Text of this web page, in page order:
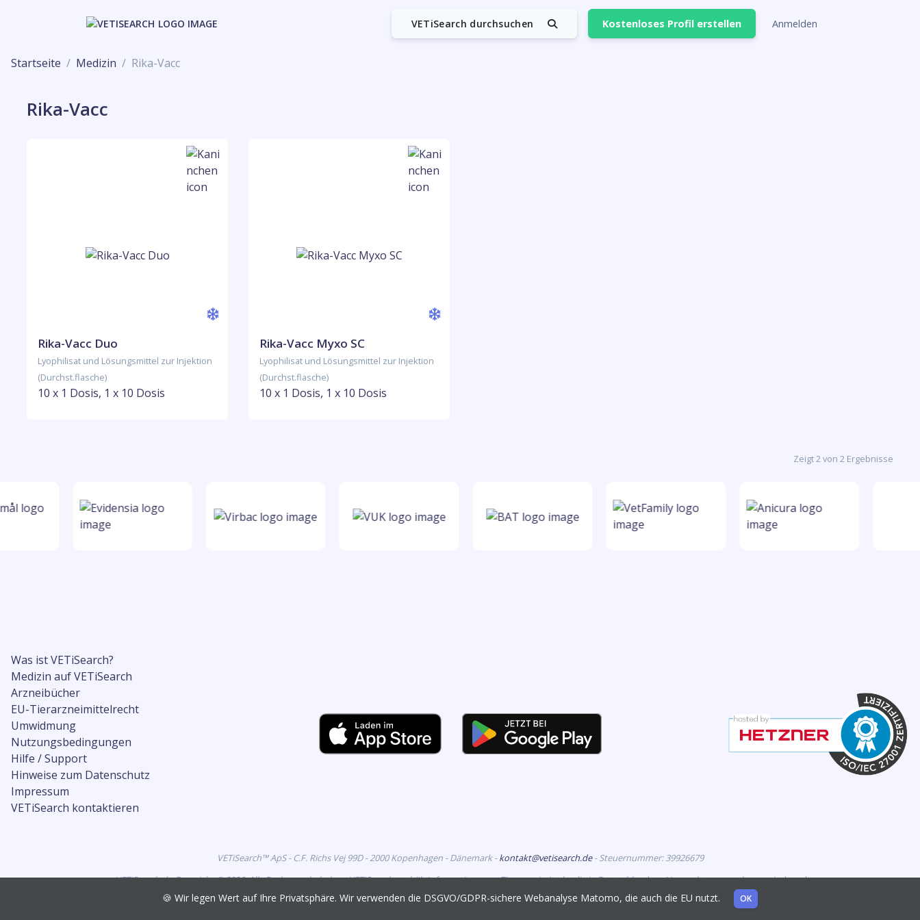
VETiSearch durchsuchen Kostenloses Profil erstellen Anmelden
Startseite Medizin Rika-Vacc
Rika-Vacc
Rika-Vacc Duo
Lyophilisat und Lösungsmittel zur Injektion
(Durchst.flasche)
10 x 1 Dosis, 1 x 10 Dosis
Rika-Vacc Myxo SC
Lyophilisat und Lösungsmittel zur Injektion
(Durchst.flasche)
10 x 1 Dosis, 1 x 10 Dosis
Zeigt 2 von 2 Ergebnisse
Was ist VETiSearch?
Medizin auf VETiSearch
Arzneibücher
EU-Tierarzneimittelrecht
Umwidmung
Nutzungsbedingungen
Hilfe / Support
Hinweise zum Datenschutz
Impressum
VETiSearch kontaktieren
VETiSearch™ ApS - C.F. Richs Vej 99D - 2000 Kopenhagen - Dänemark -kontakt@vetisearch.de- Steuernummer: 39926679
VETiSearch.de Copyright © 2026. Alle Rechte vorbehalten. VETiSearch enthält Informationen zu Tierarzneimitteln, die in Deutschland zur Vermarktung zugelassen sind, und
richtet sich an tiermedizinische Fachkreise.
🍪 Wir legen Wert auf Ihre Privatsphäre. Wir verwenden die DSGVO/GDPR-sichere Webanalyse Matomo, die auch die EU nutzt. OK